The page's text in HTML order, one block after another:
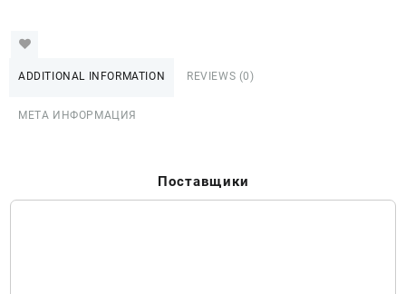
ADDITIONAL INFORMATION REVIEWS (0)
МЕТА ИНФОРМАЦИЯ
Поставщики